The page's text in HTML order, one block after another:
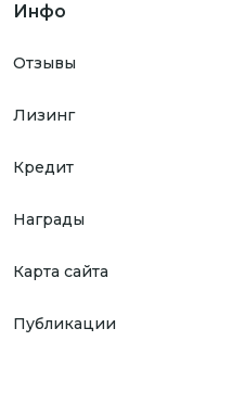
Инфо
Отзывы
Лизинг
Кредит
Награды
Карта сайта
Публикации